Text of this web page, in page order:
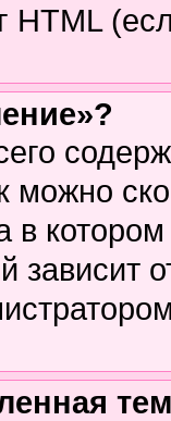
HTML
можно
зависит